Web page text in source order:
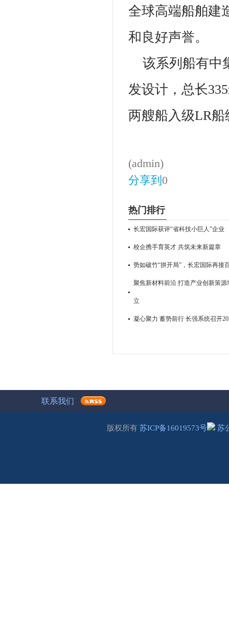
全球高端船舶建
和良好声誉。
该系列船有中
发设计，总长
两艘船入级LR船
(admin)
分享到 0
热门排行
长宏国际获评“省科技小巨人”企业
校企携手育英才 共筑未来新篇章
势如破竹“拼开局”，长宏国际再接
聚焦新材料前沿 打造产业创新策
立
凝心聚力 蓄势前行 长强系统召开
联系我们
版权所有 苏ICP备16019573号 苏